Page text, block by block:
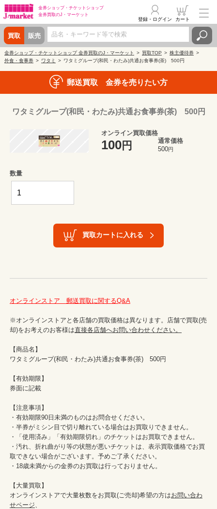
金券ショップ・ チケットショップ
金券買取のJ・マーケット
買取 販売
登録・ログイン カート
金券ショップ・チケットショップ 金券買取のJ・マーケット 買取TOP
株主優待券
外食・食事券
ワタミ ワタミグループ(和民・わたみ)共通お食事券(茶) 500円
郵送買取 金券を売りたい方
ワタミグループ(和民・わたみ)共通お食事券(茶) 500円
オンライン買取価格
100円
通常価格
500円
数量
買取カートに入れる
オンラインストア　郵送買取に関するQ&A
※オンラインストアと各店舗の買取価格は異なります。店舗で買取(売
却)をお考えのお客様は直接各店舗へお問い合わせください。
【商品名】
ワタミグループ(和民・わたみ)共通お食事券(茶)　500円
【有効期限】
券面に記載
【注意事項】
・有効期限90日未満のものはお問合せください。
・半券がミシン目で切り離れている場合はお買取りできません。
・「使用済み」「有効期限切れ」のチケットはお買取できません。
・汚れ、折れ曲がり等の状態が悪いチケットは、表示買取価格でお買
取できない場合がございます。予めご了承ください。
・18歳未満からの金券のお買取は行っておりません。
【大量買取】
オンラインストアで大量枚数をお買取(ご売却)希望の方はお問い合わ
せページ